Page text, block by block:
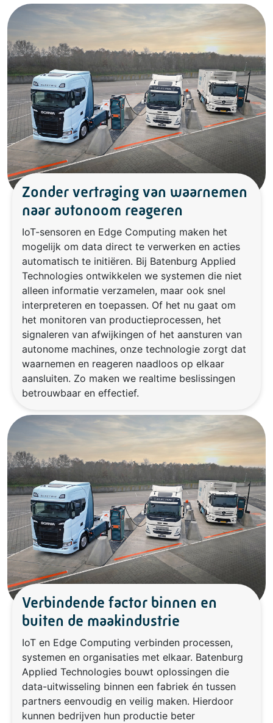
Zonder vertraging van waarnemen
naar autonoom reageren
IoT-sensoren en Edge Computing maken het
mogelijk om data direct te verwerken en acties
automatisch te initiëren. Bij Batenburg Applied
Technologies ontwikkelen we systemen die niet
alleen informatie verzamelen, maar ook snel
interpreteren en toepassen. Of het nu gaat om
het monitoren van productieprocessen, het
signaleren van afwijkingen of het aansturen van
autonome machines, onze technologie zorgt dat
waarnemen en reageren naadloos op elkaar
aansluiten. Zo maken we realtime beslissingen
betrouwbaar en effectief.
Verbindende factor binnen en
buiten de maakindustrie
IoT en Edge Computing verbinden processen,
systemen en organisaties met elkaar. Batenburg
Applied Technologies bouwt oplossingen die
data-uitwisseling binnen een fabriek én tussen
partners eenvoudig en veilig maken. Hierdoor
kunnen bedrijven hun productie beter